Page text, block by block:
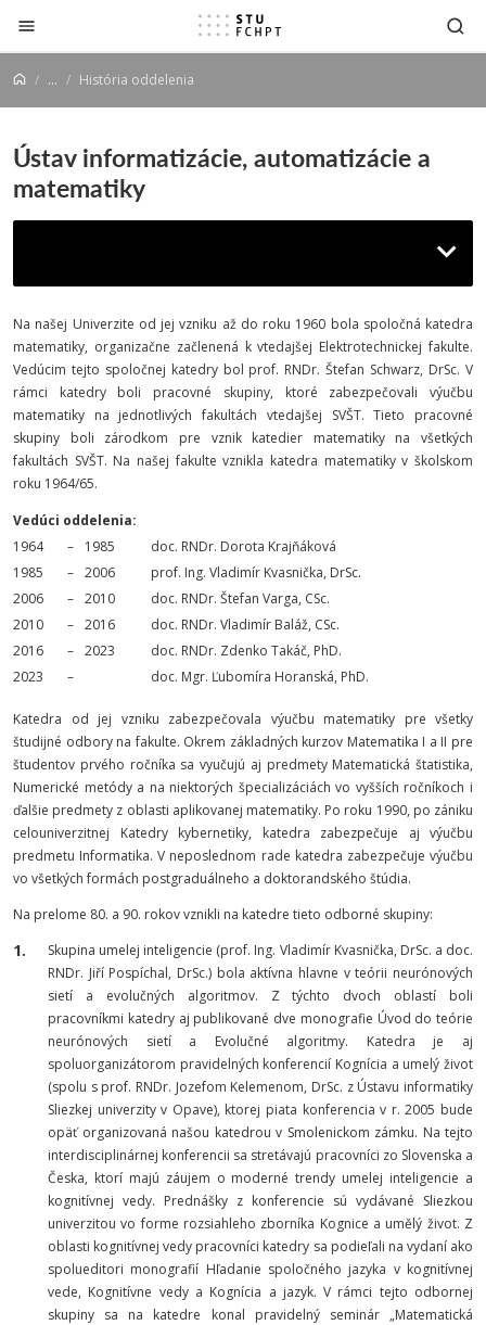
Prejsť na obsah
... História oddelenia
Ústav informatizácie, automatizácie a
matematiky
Na našej Univerzite od jej vzniku až do roku 1960 bola spoločná katedra
matematiky, organizačne začlenená k vtedajšej Elektrotechnickej fakulte.
Vedúcim tejto spoločnej katedry bol prof. RNDr. Štefan Schwarz, DrSc. V
rámci katedry boli pracovné skupiny, ktoré zabezpečovali výučbu
matematiky na jednotlivých fakultách vtedajšej SVŠT. Tieto pracovné
skupiny boli zárodkom pre vznik katedier matematiky na všetkých
fakultách SVŠT. Na našej fakulte vznikla katedra matematiky v školskom
roku 1964/65.
Vedúci oddelenia:
1964
– 1985
doc. RNDr. Dorota Krajňáková
1985
– 2006
prof. Ing. Vladimír Kvasnička, DrSc.
2006
– 2010
doc. RNDr. Štefan Varga, CSc.
2010
– 2016
doc. RNDr. Vladimír Baláž, CSc.
2016
– 2023
doc. RNDr. Zdenko Takáč, PhD.
2023
– doc. Mgr. Ľubomíra Horanská, PhD.
Katedra od jej vzniku zabezpečovala výučbu matematiky pre všetky
študijné odbory na fakulte. Okrem základných kurzov Matematika I a II pre
študentov prvého ročníka sa vyučujú aj predmety Matematická štatistika,
Numerické metódy a na niektorých špecializáciách vo vyšších ročníkoch i
ďalšie predmety z oblasti aplikovanej matematiky. Po roku 1990, po zániku
celouniverzitnej Katedry kybernetiky, katedra zabezpečuje aj výučbu
predmetu Informatika. V neposlednom rade katedra zabezpečuje výučbu
vo všetkých formách postgraduálneho a doktorandského štúdia.
Na prelome 80. a 90. rokov vznikli na katedre tieto odborné skupiny:
Skupina umelej inteligencie (prof. Ing. Vladimír Kvasnička, DrSc. a doc.
RNDr. Jiří Pospíchal, DrSc.) bola aktívna hlavne v teórii neurónových
sietí a evolučných algoritmov. Z týchto dvoch oblastí boli
pracovníkmi katedry aj publikované dve monografie Úvod do teórie
neurónových sietía Evolučné algoritmy. Katedra je aj
spoluorganizátorom pravidelných konferencií Kognícia a umelý život
(spolu s prof. RNDr. Jozefom Kelemenom, DrSc. z Ústavu informatiky
Sliezkej univerzity v Opave), ktorej piata konferencia v r. 2005 bude
opäť organizovaná našou katedrou v Smolenickom zámku. Na tejto
interdisciplinárnej konferencii sa stretávajú pracovníci zo Slovenska a
Česka, ktorí majú záujem o moderné trendy umelej inteligencie a
kognitívnej vedy. Prednášky z konferencie sú vydávané Sliezkou
univerzitou vo forme rozsiahleho zborníka Kognice a umělý život. Z
oblasti kognitívnej vedy pracovníci katedry sa podieľali na vydaní ako
spolueditori monografií Hľadanie spoločného jazyka v kognitívnej
vede, Kognitívne vedya Kognícia a jazyk. V rámci tejto odbornej
skupiny sa na katedre konal pravidelný seminár „Matematická